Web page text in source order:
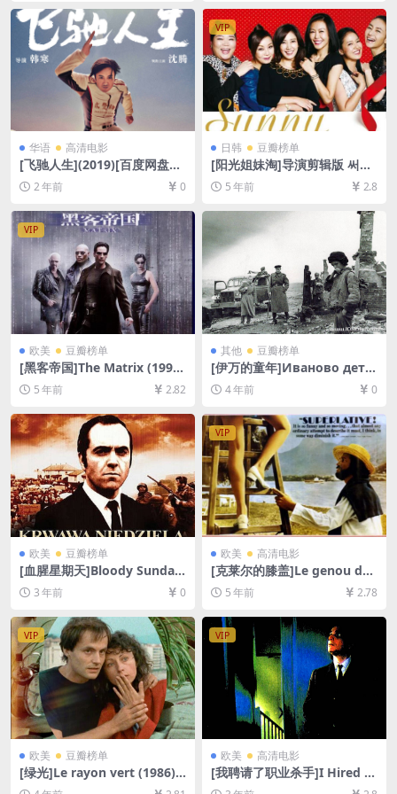
下载][MP4/6.4GB][中文字幕]
华语 高清电影
[飞驰人生](2019)[百度网盘
+夸克网盘1080P超清未删减
资源][网盘在线播放/下载][MP
4/6.3GB][中文字幕]
2 年前 0
VIP
日韩 豆瓣榜单
[阳光姐妹淘]导演剪辑版 써니
(2011)[百度网盘+迅雷云盘资
源1080P超清未删减][MP4/8.
7GB][韩语中字]
5 年前 2.8
VIP
欧美 豆瓣榜单
[黑客帝国]The Matrix (1999)
[百度网盘+迅雷云盘资源1080
P超清未删减][MP4/8.9GB][中
英字幕]
5 年前 2.82
其他 豆瓣榜单
[伊万的童年]Иваново детс
тво (1962)[百度网盘+迅雷云
盘资源1080P超清未删减][MP
4/6GB][中文字幕]
4 年前 0
欧美 豆瓣榜单
[血腥星期天]Bloody Sunday
(2002)[百度网盘+夸克网盘10
80P超清未删减资源][网盘在
文字幕]
3 年前 0
VIP
欧美 高清电影
[克莱尔的膝盖]Le genou de
Claire (1970)[百度网盘+迅雷
云盘资源1080P超清未删减]
5 年前 2.78
VIP
欧美 豆瓣榜单
[绿光]Le rayon vert (1986)
[百度网盘+迅雷云盘资源1080
VIP
欧美 高清电影
[我聘请了职业杀手]I Hired a
Contract Killer (1990)[百度